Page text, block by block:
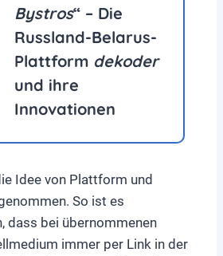
Bystros“ – Die
Russland-Belarus-
Plattform dekoder
und ihre
Innovationen
Idee von Plattform und
So ist es
dass bei übernommenen
immer per Link in der